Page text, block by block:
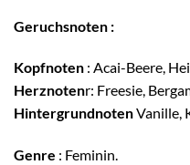
Geruchsnoten :
Kopfnoten : Acai-Beere,
Herznotenr: Freesie,
HintergrundnotenVanille,
Genre : Feminin.